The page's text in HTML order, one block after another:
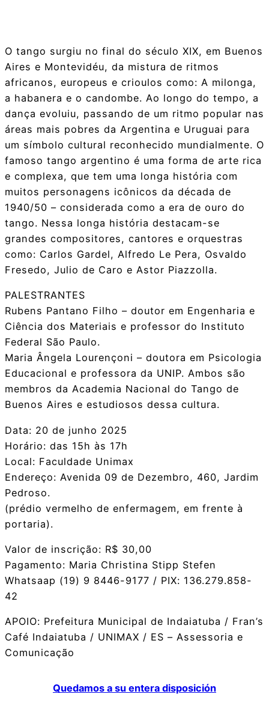
O tango surgiu no final do século XIX, em Buenos
Aires e Montevidéu, da mistura de ritmos
africanos, europeus e crioulos como: A milonga,
a habanera e o candombe. Ao longo do tempo, a
dança evoluiu, passando de um ritmo popular nas
áreas mais pobres da Argentina e Uruguai para
um símbolo cultural reconhecido mundialmente. O
famoso tango argentino é uma forma de arte rica
e complexa, que tem uma longa história com
muitos personagens icônicos da década de
1940/50 – considerada como a era de ouro do
tango. Nessa longa história destacam-se
grandes compositores, cantores e orquestras
como: Carlos Gardel, Alfredo Le Pera, Osvaldo
Fresedo, Julio de Caro e Astor Piazzolla.
PALESTRANTES
Rubens Pantano Filho – doutor em Engenharia e
Ciência dos Materiais e professor do Instituto
Federal São Paulo.
Maria Ângela Lourençoni – doutora em Psicologia
Educacional e professora da UNIP. Ambos são
membros da Academia Nacional do Tango de
Buenos Aires e estudiosos dessa cultura.
Data: 20 de junho 2025
Horário: das 15h às 17h
Local: Faculdade Unimax
Endereço: Avenida 09 de Dezembro, 460, Jardim
Pedroso.
(prédio vermelho de enfermagem, em frente à
portaria).
Valor de inscrição: R$ 30,00
Pagamento: Maria Christina Stipp Stefen
Whatsaap (19) 9 8446-9177 / PIX: 136.279.858-
42
APOIO: Prefeitura Municipal de Indaiatuba / Fran’s
Café Indaiatuba / UNIMAX / ES – Assessoria e
Comunicação
Quedamos a su entera disposición